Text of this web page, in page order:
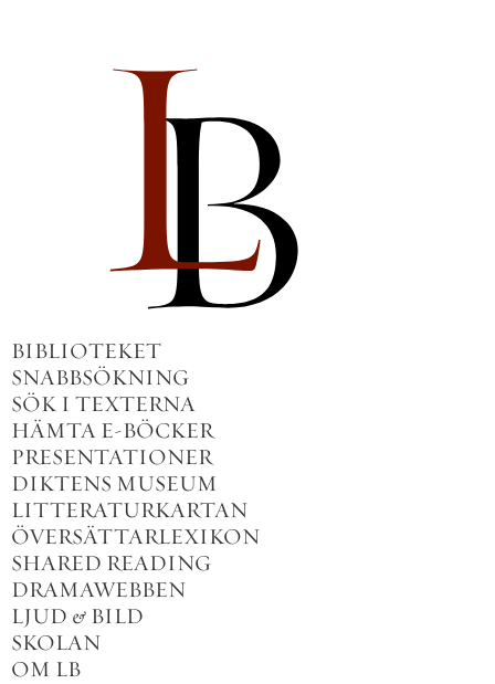
BIBLIOTEKET
SNABBSÖKNING
SÖK I TEXTERNA
HÄMTA E-BÖCKER
PRESENTATIONER
DIKTENS MUSEUM
LITTERATURKARTAN
ÖVERSÄTTARLEXIKON
SHARED READING
DRAMAWEBBEN
LJUD & BILD
SKOLAN
OM LB